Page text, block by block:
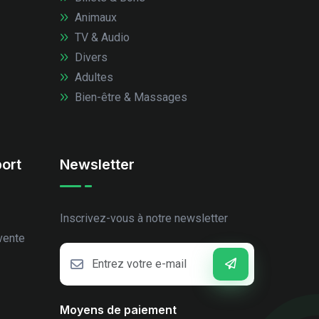
Animaux
TV & Audio
Divers
Adultes
Bien-être & Massages
Newsletter
Inscrivez-vous à notre newsletter
Moyens de paiement